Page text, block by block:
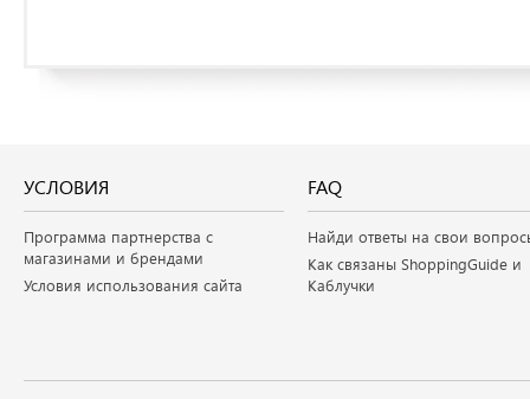
УСЛОВИЯ
Программа партнерства с
магазинами и брендами
Условия использования сайта
FAQ
Найди ответы на свои
Как связаны ShoppingGuide и
Каблучки